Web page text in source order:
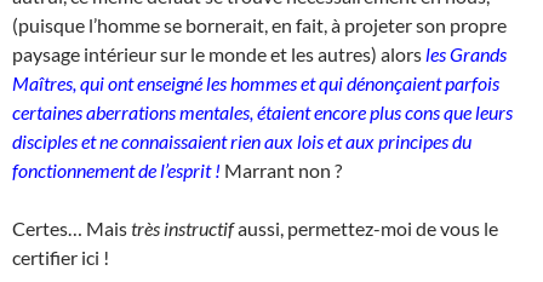
(puisque l’homme se bornerait, en fait, à projeter son propre
paysage intérieur sur le monde et les autres) alors les Grands
Maîtres, qui ont enseigné les hommes et qui dénonçaient parfois
certaines aberrations mentales, étaient encore plus cons que leurs
disciples et ne connaissaient rien aux lois et aux principes du
fonctionnement de l’esprit ! Marrant non ?
Certes… Maistrès instructifaussi, permettez-moi de vous le
certifier ici !